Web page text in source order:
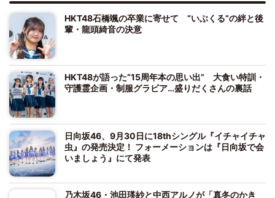
HKT48石橋颯の卒業に寄せて “いぶくる”の絆と後
輩・龍頭綺音の決意
HKT48が語った“15周年本の思い出” 大食い特訓・
守護霊企画・制服グラビア…盛りだくさんの裏話
日向坂46、9月30日に18thシングル『イチャイチャ
虫』の発売決定！ フォーメーションは『日向坂で会
いましょう』にて発表
乃木坂46・池田瑛紗と中西アルノが「真冬のかき